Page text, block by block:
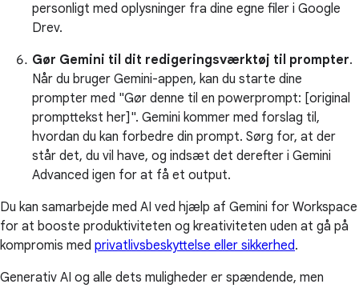
personligt med oplysninger fra dine egne filer i Google
Drev.
Gør Gemini til dit redigeringsværktøj til prompter.
Når du bruger Gemini-appen, kan du starte dine
prompter med "Gør denne til en powerprompt: [original
prompttekst her]". Gemini kommer med forslag til,
hvordan du kan forbedre din prompt. Sørg for, at der
står det, du vil have, og indsæt det derefter i Gemini
Advanced igen for at få et output.
Du kan samarbejde med AI ved hjælp af Gemini for Workspace
for at booste produktiviteten og kreativiteten uden at gå på
kompromis med privatlivsbeskyttelse eller sikkerhed.
Generativ AI og alle dets muligheder er spændende, men